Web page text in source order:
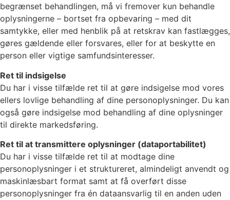
begrænset behandlingen, må vi fremover kun behandle
oplysningerne – bortset fra opbevaring – med dit
samtykke, eller med henblik på at retskrav kan fastlægges,
gøres gældende eller forsvares, eller for at beskytte en
person eller vigtige samfundsinteresser.
Ret til indsigelse
Du har i visse tilfælde ret til at gøre indsigelse mod vores
ellers lovlige behandling af dine personoplysninger. Du kan
også gøre indsigelse mod behandling af dine oplysninger
til direkte markedsføring.
Ret til at transmittere oplysninger (dataportabilitet)
Du har i visse tilfælde ret til at modtage dine
personoplysninger i et struktureret, almindeligt anvendt og
maskinlæsbart format samt at få overført disse
personoplysninger fra én dataansvarlig til en anden uden